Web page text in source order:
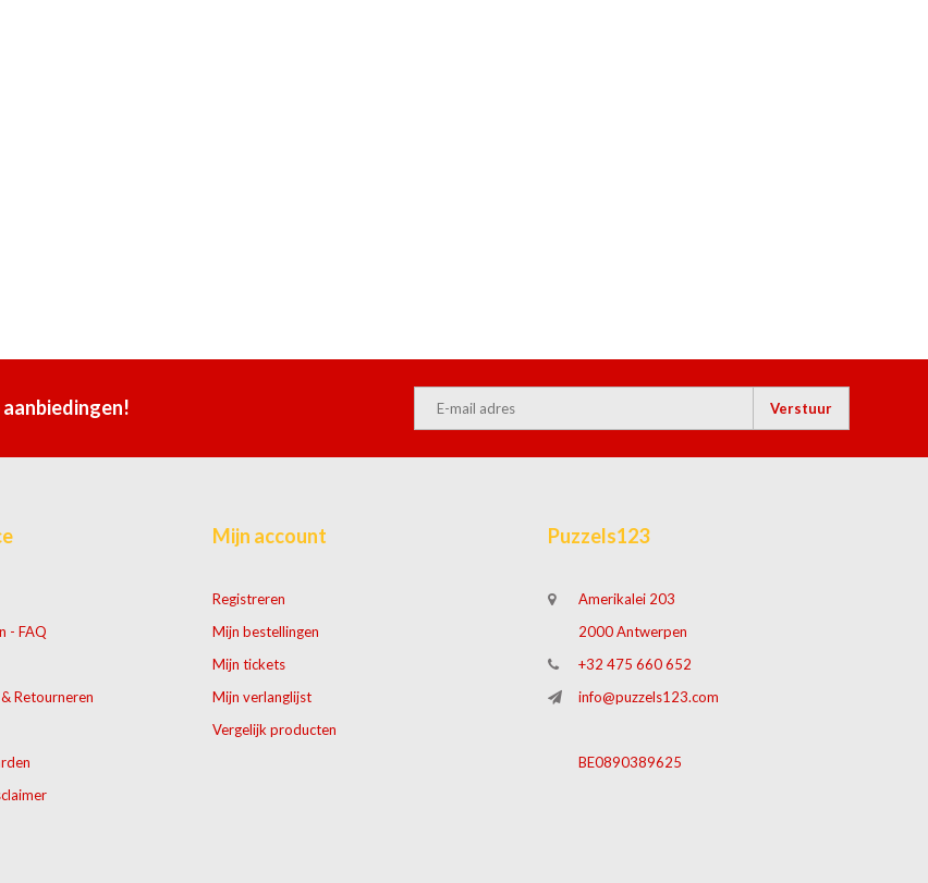
Verstuur
- FAQ
Retourneren
Mijn account
Registreren
Mijn bestellingen
Mijn tickets
Mijn verlanglijst
Vergelijk producten
Puzzels123
Amerikalei 203
2000 Antwerpen
+32 475 660 652
info@puzzels123.com
BE0890389625